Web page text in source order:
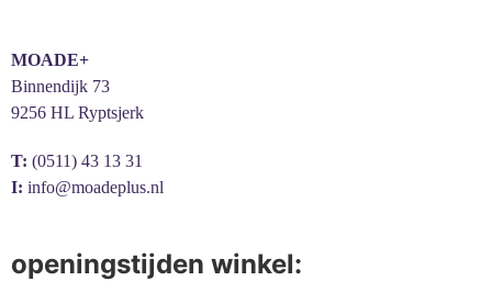
MOADE+
Binnendijk 73
9256 HL Ryptsjerk
T: (0511) 43 13 31
I: info@moadeplus.nl
openingstijden winkel: